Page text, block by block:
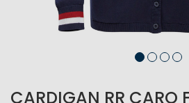
CARDIGAN RR CARO